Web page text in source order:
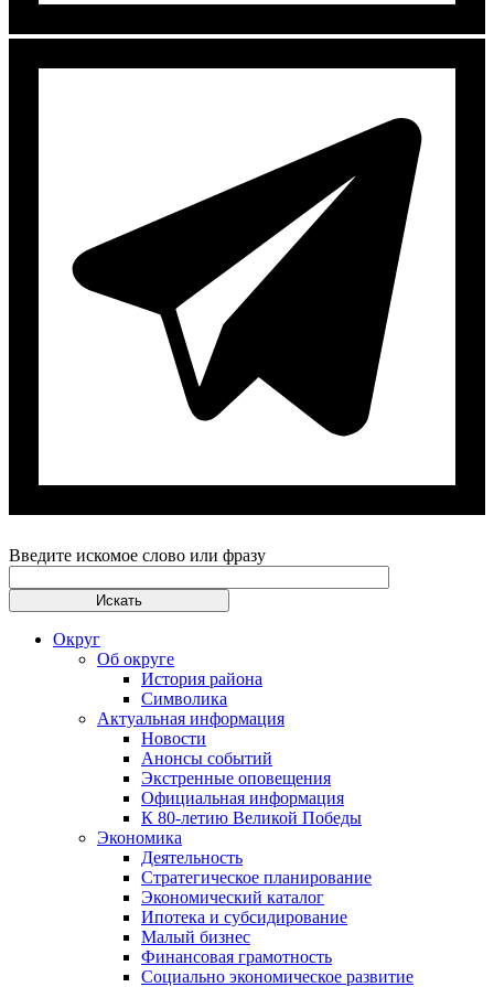
Введите искомое слово или фразу
Округ
Об округе
История района
Символика
Актуальная информация
Новости
Анонсы событий
Экстренные оповещения
Официальная информация
К 80-летию Великой Победы
Экономика
Деятельность
Стратегическое планирование
Экономический каталог
Ипотека и субсидирование
Малый бизнес
Финансовая грамотность
Социально экономическое развитие